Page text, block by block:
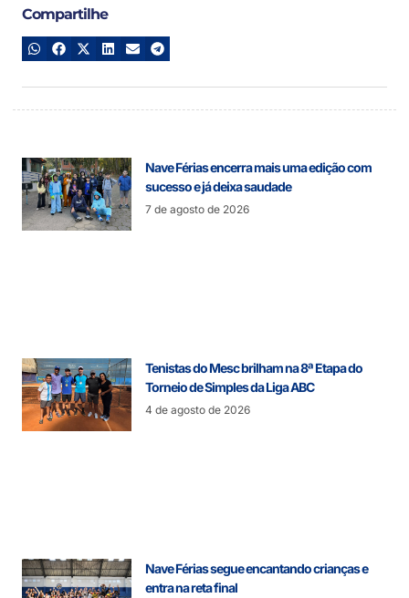
Compartilhe
Nave Férias encerra mais uma edição com
sucesso e já deixa saudade
7 de agosto de 2026
Tenistas do Mesc brilham na 8ª Etapa do
Torneio de Simples da Liga ABC
4 de agosto de 2026
Nave Férias segue encantando crianças e
entra na reta final